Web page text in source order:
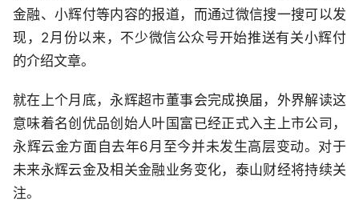
金融、小辉付等内容的报道，而通过微信搜一搜可以发
现，2月份以来，不少微信公众号开始推送有关小辉付
的介绍文章。
就在上个月底，永辉超市董事会完成换届，外界解读这
意味着名创优品创始人叶国富已经正式入主上市公司，
永辉云金方面自去年6月至今并未发生高层变动。对于
未来永辉云金及相关金融业务变化，泰山财经将持续关
注。